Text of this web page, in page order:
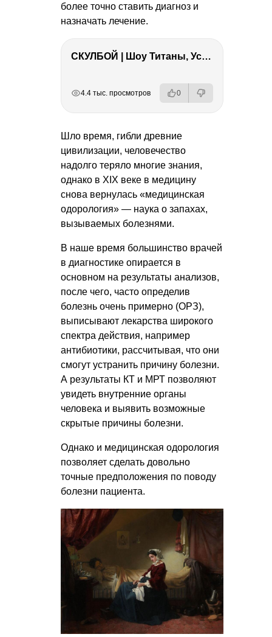
более точно ставить диагноз и
назначать лечение.
СКУЛБОЙ | Шоу Титаны, Усейн Болт, Ларрат, Зашквар!
4.4 тыс. просмотров 0
Шло время, гибли древние
цивилизации, человечество
надолго теряло многие знания,
однако в XIX веке в медицину
снова вернулась «медицинская
одорология» — наука о запахах,
вызываемых болезнями.
В наше время большинство врачей
в диагностике опирается в
основном на результаты анализов,
после чего, часто определив
болезнь очень примерно (ОРЗ),
выписывают лекарства широкого
спектра действия, например
антибиотики, рассчитывая, что они
смогут устранить причину болезни.
А результаты КТ и МРТ позволяют
увидеть внутренние органы
человека и выявить возможные
скрытые причины болезни.
Однако и медицинская одорология
позволяет сделать довольно
точные предположения по поводу
болезни пациента.